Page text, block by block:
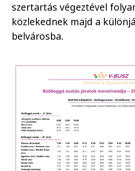
szertartás végeztével
közlekednek majd a
belvárosba.